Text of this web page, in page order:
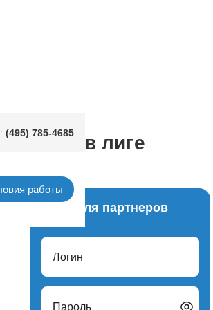
(495) 785-4685
работы
шаров в лиге
Вход для партнеров
Логин
Пароль